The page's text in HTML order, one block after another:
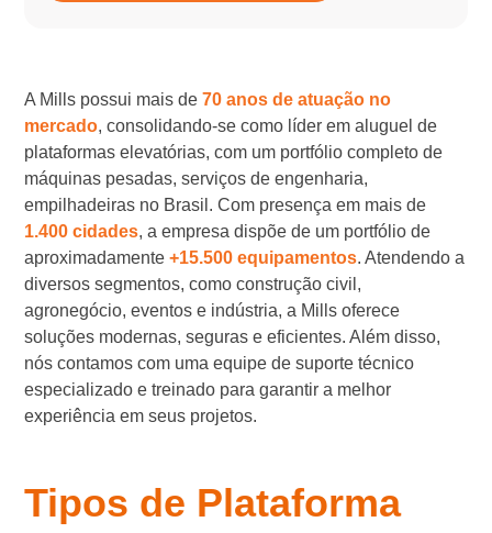
A Mills possui mais de70 anos de atuação no
mercado, consolidando-se como líder em aluguel de
plataformas elevatórias, com um portfólio completo de
máquinas pesadas, serviços de engenharia,
empilhadeiras no Brasil. Com presença em mais de
1.400 cidades, a empresa dispõe de um portfólio de
aproximadamente+15.500 equipamentos. Atendendo a
diversos segmentos, como construção civil,
agronegócio, eventos e indústria, a Mills oferece
soluções modernas, seguras e eficientes. Além disso,
nós contamos com uma equipe de suporte técnico
especializado e treinado para garantir a melhor
experiência em seus projetos.
Tipos de Plataforma